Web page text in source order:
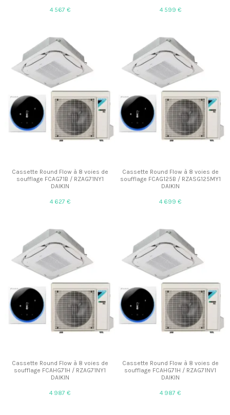
4 567 € 4 599 €
Cassette Round Flow à 8 voies de
soufflage FCAG71B / RZAG71NY1
DAIKIN
4 627 €
Cassette Round Flow à 8 voies de
soufflage FCAG125B / RZASG125MY1
DAIKIN
4 699 €
Cassette Round Flow à 8 voies de
soufflage FCAHG71H / RZAG71NY1
DAIKIN
4 987 €
Cassette Round Flow à 8 voies de
soufflage FCAHG71H / RZAG71NV1
DAIKIN
4 987 €